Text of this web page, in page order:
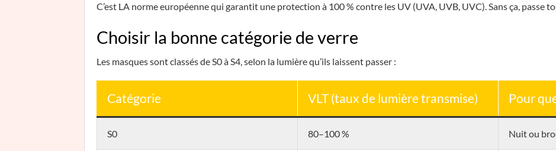
C’est LA norme européenne qui garantit une protection à 100 % contre les UV (UVA, UVB, UVC). Sans ça, passe
Choisir la bonne catégorie de verre
Les masques sont classés de S0 à S4, selon la lumière qu’ils laissent passer :
Catégorie VLT (taux de lumière transmise) Pour
S0 80–100 % Nuit ou